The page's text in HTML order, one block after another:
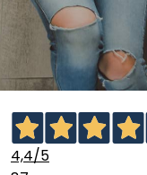
4,4/5